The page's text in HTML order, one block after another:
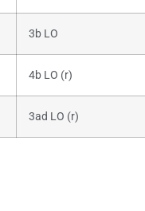
3b LO
4b LO (r)
3ad LO (r)